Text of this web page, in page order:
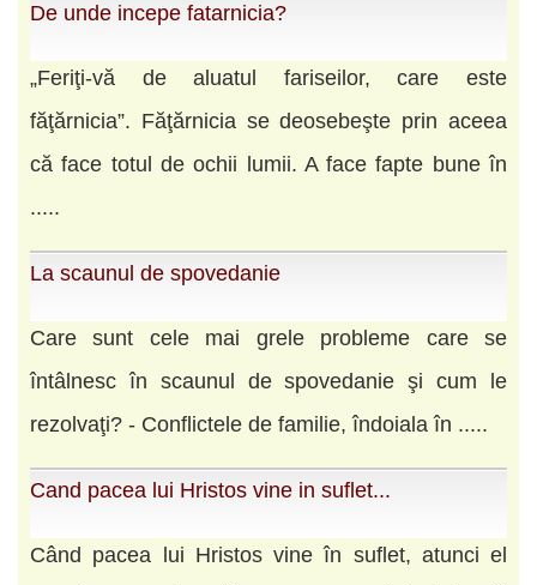
De unde incepe fatarnicia?
„Feriţi-vă de aluatul fariseilor, care este
făţărnicia”. Făţărnicia se deosebeşte prin aceea
că face totul de ochii lumii. A face fapte bune în
.....
La scaunul de spovedanie
Care sunt cele mai grele probleme care se
întâlnesc în scaunul de spovedanie şi cum le
rezolvaţi? - Conflictele de familie, îndoiala în .....
Cand pacea lui Hristos vine in suflet...
Când pacea lui Hristos vine în suflet, atunci el